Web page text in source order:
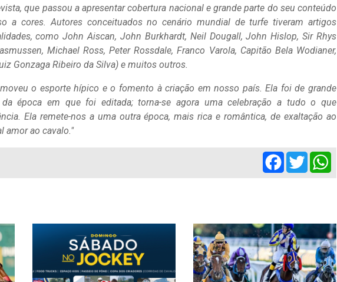
que passou a apresentar cobertura nacional e grande parte do seu conteúdo
a cores. Autores conceituados no cenário mundial de turfe tiveram artigos
como John Aiscan, John Burkhardt, Neil Dougall, John Hislop, Sir Rhys
Michael Ross, Peter Rossdale, Franco Varola, Capitão Bela Wodianer,
Gonzaga Ribeiro da Silva) e muitos outros.
o esporte hípico e o fomento à criação em nosso país. Ela foi de grande
época em que foi editada; torna-se agora uma celebração a tudo o que
Ela remete-nos a uma outra época, mais rica e romântica, de exaltação ao
amor ao cavalo."
Facebook
Twitter